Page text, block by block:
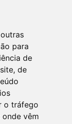
para
de
de
o tráfego
vêm